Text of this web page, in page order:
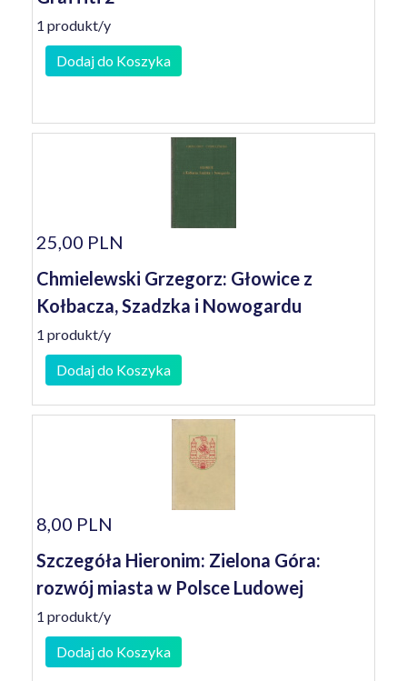
1 produkt/y
Dodaj do Koszyka
25,00 PLN
Chmielewski Grzegorz: Głowice z
Kołbacza, Szadzka i Nowogardu
1 produkt/y
Dodaj do Koszyka
8,00 PLN
Szczegóła Hieronim: Zielona Góra:
rozwój miasta w Polsce Ludowej
1 produkt/y
Dodaj do Koszyka